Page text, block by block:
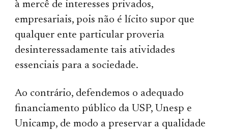
à mercê de interesses privados,
empresariais, pois não é lícito supor que
qualquer ente particular proveria
desinteressadamente tais atividades
essenciais para a sociedade.
Ao contrário, defendemos o adequado
financiamento público da USP, Unesp e
Unicamp, de modo a preservar a qualidade